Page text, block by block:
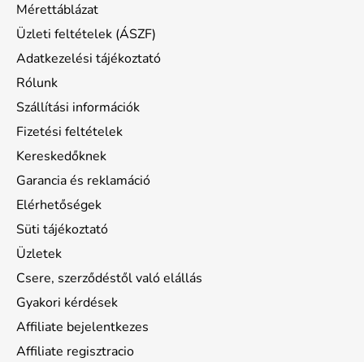
Mérettáblázat
Üzleti feltételek (ÁSZF)
Adatkezelési tájékoztató
Rólunk
Szállítási információk
Fizetési feltételek
Kereskedőknek
Garancia és reklamáció
Elérhetőségek
Süti tájékoztató
Üzletek
Csere, szerződéstől való elállás
Gyakori kérdések
Affiliate bejelentkezes
Affiliate regisztracio